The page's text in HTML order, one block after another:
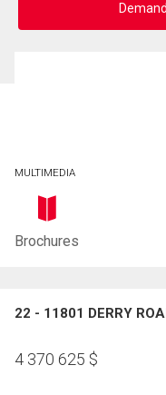
MULTIMEDIA
Brochures
22 - 11801 DERRY
4 370 625 $